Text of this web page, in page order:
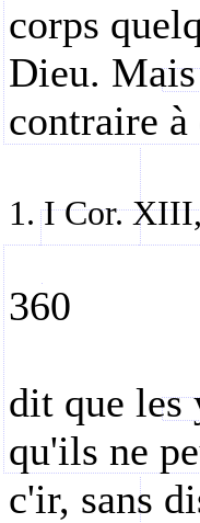
corps
Dieu.
contraire à
1. I Cor.
360
dit que les
qu'ils ne
c'ir, sans